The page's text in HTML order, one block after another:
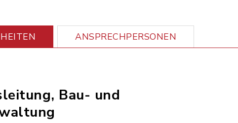
ANSPRECHPERSONEN
Bau- und